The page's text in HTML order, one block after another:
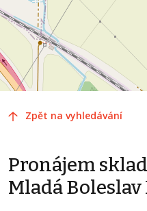
Zpět na vyhledávání
Pronájem
Mladá Boleslav